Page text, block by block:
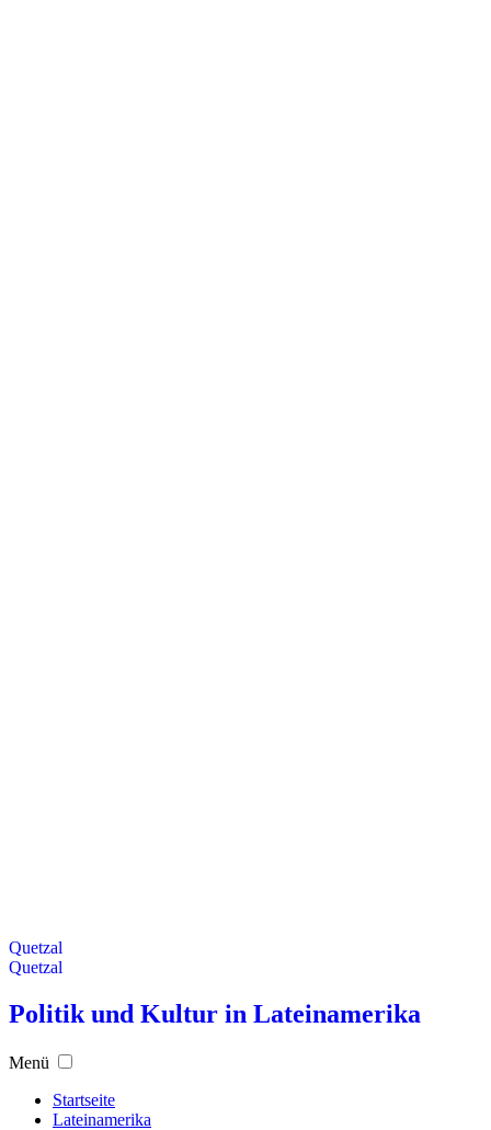
Quetzal
Quetzal
Politik und Kultur in Lateinamerika
Menü
Startseite
Lateinamerika